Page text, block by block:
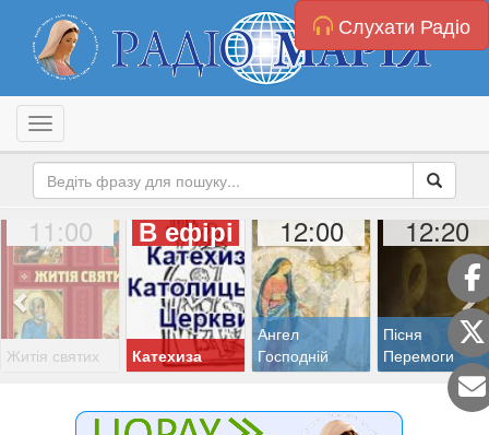
Слухати Радіо
Toggle navigation
11:00
Житія святих
В ефірі
Катехиза
12:00
Ангел
Господній
12:20
Пісня
Перемоги